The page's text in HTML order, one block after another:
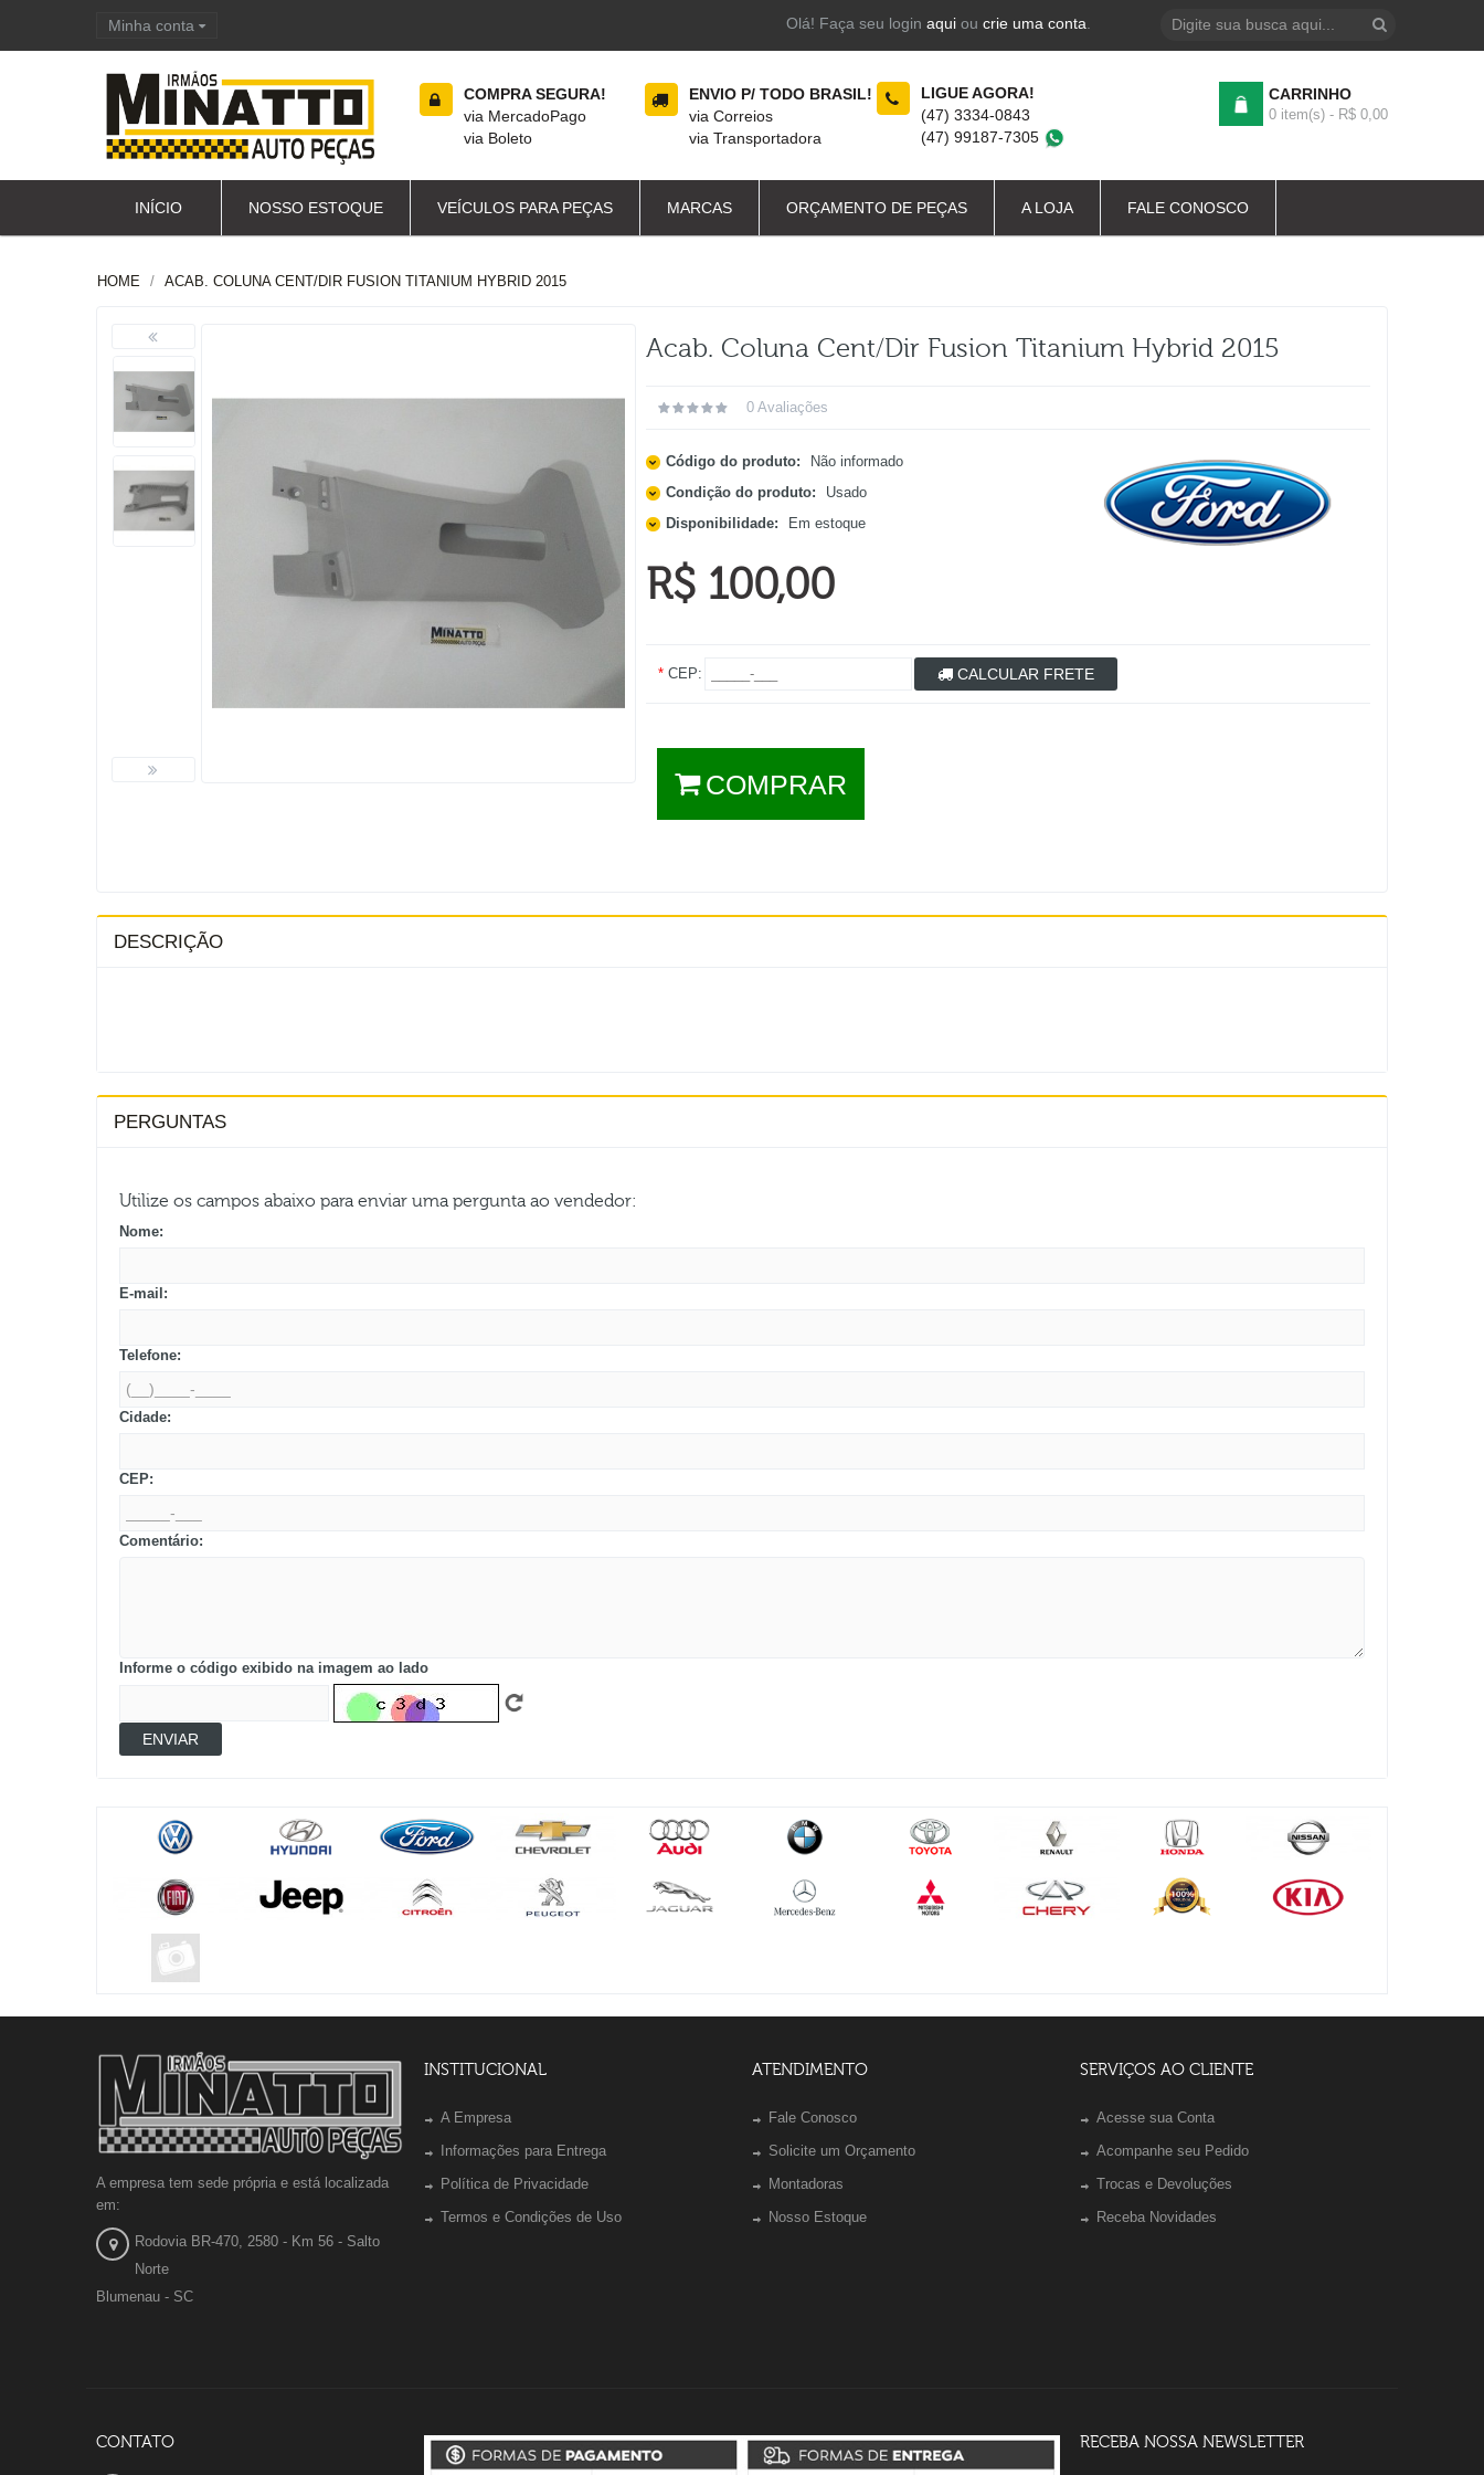
Minha conta Olá! Faça seu login aquiou crie uma conta
COMPRA SEGURA!
via MercadoPago
via Boleto
ENVIO P/ TODO BRASIL!
via Correios
via Transportadora
LIGUE AGORA!
(47) 3334-0843
(47) 99187-7305
CARRINHO
0 item(s) - R$ 0,00
INÍCIO NOSSO ESTOQUE VEÍCULOS PARA PEÇAS MARCAS ORÇAMENTO DE PEÇAS A LOJA FALE CONOSCO
HOME ACAB. COLUNA CENT/DIR FUSION TITANIUM HYBRID 2015
Acab. Coluna Cent/dir Fusion Titanium Hybrid 2015
0 Avaliações
Código do produto:
Não informado
Condição do produto:
Usado
Disponibilidade:
Em estoque
R$ 100,00
*CEP: CALCULAR FRETE
COMPRAR
DESCRIÇÃO
PERGUNTAS
Utilize os campos abaixo para enviar uma pergunta ao vendedor:
Nome:
E-mail:
Telefone:
Cidade:
CEP:
Comentário:
Informe o código exibido na imagem ao lado
ENVIAR
A empresa tem sede própria e está localizada
em:
Rodovia BR-470, 2580 - Km 56 - Salto
Norte
Blumenau - SC
INSTITUCIONAL
A Empresa
Informações para Entrega
Política de Privacidade
Termos e Condições de Uso
ATENDIMENTO
Fale Conosco
Solicite um Orçamento
Montadoras
Nosso Estoque
SERVIÇOS AO CLIENTE
Acesse sua Conta
Acompanhe seu Pedido
Trocas e Devoluções
Receba Novidades
CONTATO RECEBA NOSSA NEWSLETTER